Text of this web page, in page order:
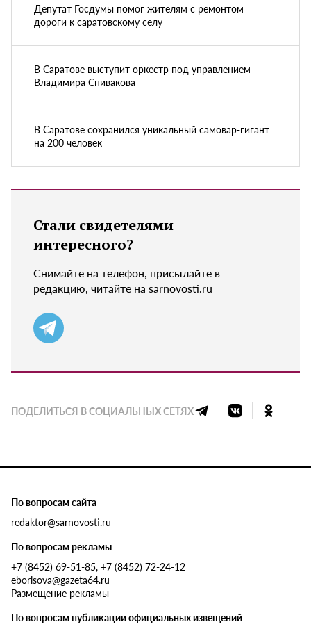
Депутат Госдумы помог жителям с ремонтом
дороги к саратовскому селу
В Саратове выступит оркестр под управлением
Владимира Спивакова
В Саратове сохранился уникальный самовар-гигант
на 200 человек
Стали свидетелями
интересного?
Снимайте на телефон, присылайте в
редакцию, читайте на sarnovosti.ru
ПОДЕЛИТЬСЯ В СОЦИАЛЬНЫХ СЕТЯХ
По вопросам сайта
redaktor@sarnovosti.ru
По вопросам рекламы
+7 (8452) 69-51-85, +7 (8452) 72-24-12
eborisova@gazeta64.ru
Размещение рекламы
По вопросам публикации официальных извещений